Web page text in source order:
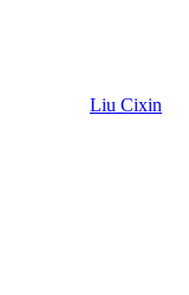
Liu Cixin